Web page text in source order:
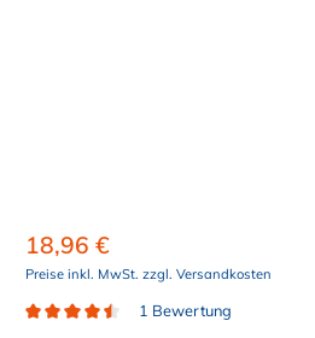
18,96 €
Preise inkl. MwSt. zzgl. Versandkosten
1 Bewertung